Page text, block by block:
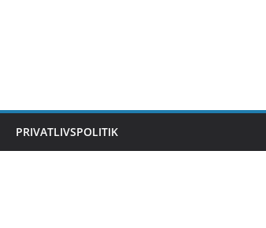
PRIVATLIVSPOLITIK